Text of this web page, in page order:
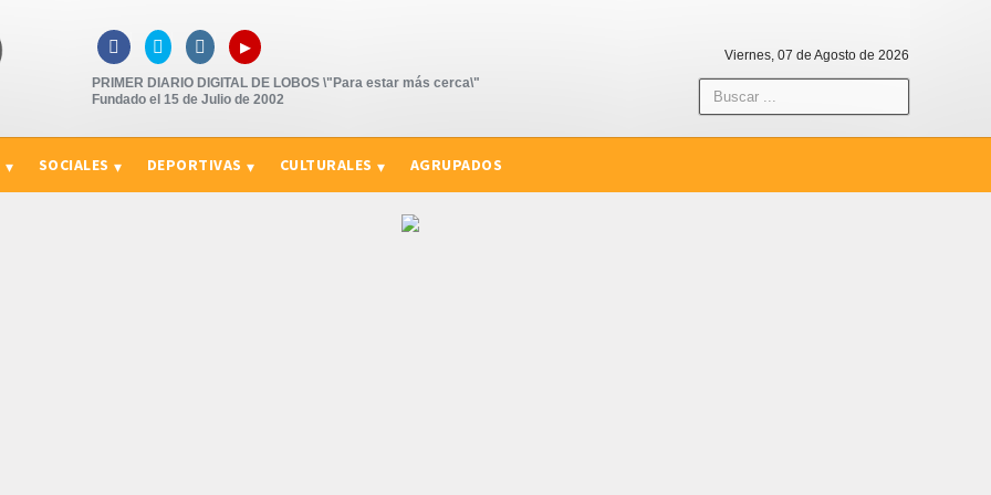
   ▸
PRIMER DIARIO DIGITAL DE LOBOS \"Para estar más cerca\"
Fundado el 15 de Julio de 2002
Viernes, 07 de Agosto de 2026
SOCIALES DEPORTIVAS CULTURALES AGRUPADOS